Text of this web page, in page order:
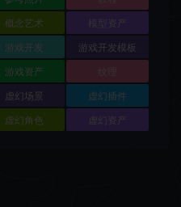
概念艺术 模型资产
游戏开发 游戏开发模板
游戏资产 纹理
虚幻场景 虚幻插件
虚幻角色 虚幻资产